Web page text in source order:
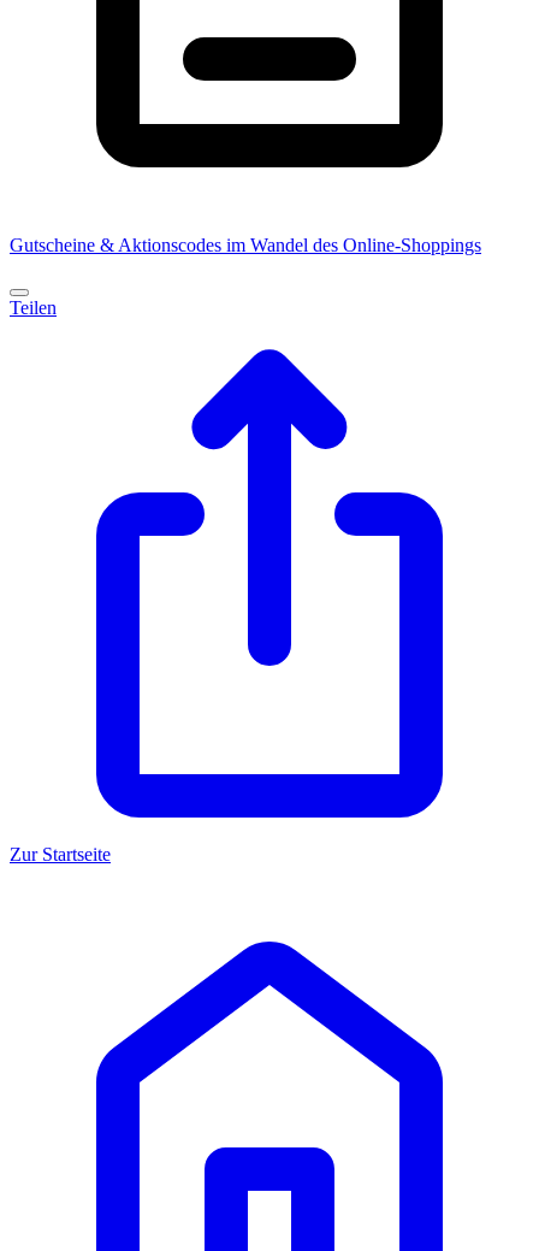
Gutscheine & Aktionscodes im Wandel des Online-Shoppings
Teilen
Zur Startseite